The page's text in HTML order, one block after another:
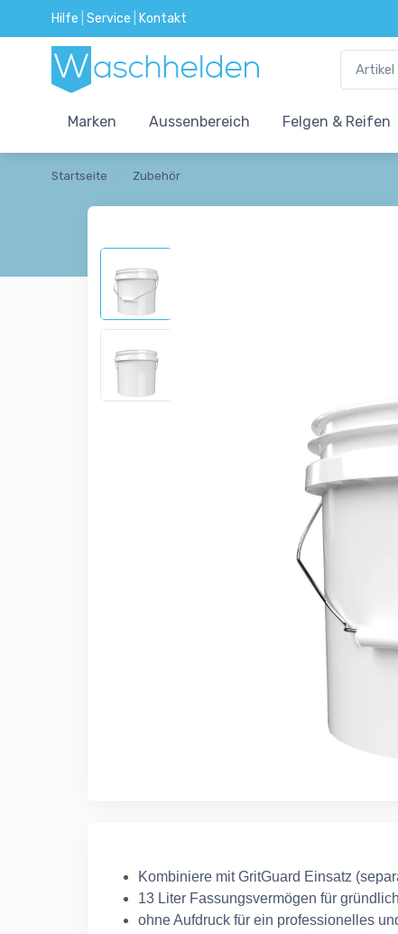
Hilfe Service Kontakt
Marken Aussenbereich Felgen & Reifen
Startseite Zubehör
Kombiniere mit GritGuard Einsatz
13 Liter Fassungsvermögen für
ohne Aufdruck für ein professionelles